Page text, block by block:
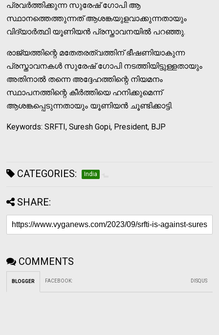
പ്രവര്‍ത്തിക്കുന്ന സുരേഷ് ഗോപി ആ
സ്ഥാനത്തെത്തുന്നത് ആശങ്കയുളവാക്കുന്നതായും
വിദ്യാര്‍ത്ഥി യൂണിയന്‍ പ്രസ്താവനയില്‍ പറഞ്ഞു.
രാജ്യത്തിന്റെ മതേതരത്വത്തിന് ഭീഷണിയാകുന്ന
പ്രസ്താവനകള്‍ സുരേഷ് ഗോപി നടത്തിയിട്ടുള്ളതായും
അതിനാല്‍ തന്നെ അദ്ദേഹത്തിന്റെ നിയമനം
സ്ഥാപനത്തിന്റെ കീര്‍ത്തിയെ ഹനിക്കുമെന്ന്
ആശങ്കപ്പെടുന്നതായും യൂണിയന്‍ ചൂണ്ടിക്കാട്ടി.
Keywords: SRFTI, Suresh Gopi, President, BJP
CATEGORIES: India
SHARE:
COMMENTS
BLOGGER FACEBOOK: DISQUS